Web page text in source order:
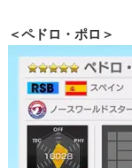
＜ペドロ・ポロ＞